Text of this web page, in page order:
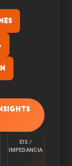
la celula a
desde el
C/10 hasta
EIS /
IMPEDANCIA